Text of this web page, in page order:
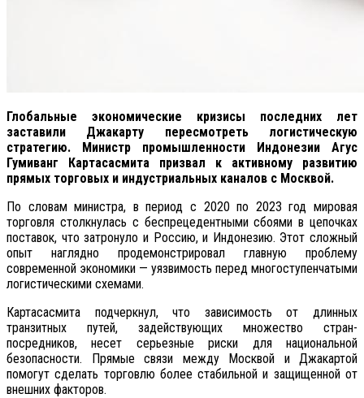
Глобальные экономические кризисы последних лет
заставили Джакарту пересмотреть логистическую
стратегию. Министр промышленности Индонезии Агус
Гумиванг Картасасмита призвал к активному развитию
прямых торговых и индустриальных каналов с Москвой.
По словам министра, в период с 2020 по 2023 год мировая
торговля столкнулась с беспрецедентными сбоями в цепочках
поставок, что затронуло и Россию, и Индонезию. Этот сложный
опыт наглядно продемонстрировал главную проблему
современной экономики — уязвимость перед многоступенчатыми
логистическими схемами.
Картасасмита подчеркнул, что зависимость от длинных
транзитных путей, задействующих множество стран-
посредников, несет серьезные риски для национальной
безопасности. Прямые связи между Москвой и Джакартой
помогут сделать торговлю более стабильной и защищенной от
внешних факторов.